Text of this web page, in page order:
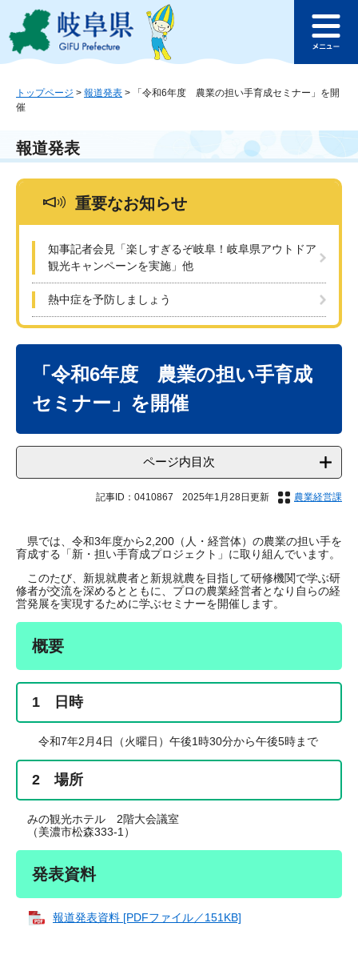
ジ
ュ
本
このページの本文へ
ュ
トップページ > 報道発表 >
「令和6年度 農業の担い手育成セミナー」を開
催
報道発表
重要なお知らせ
知事記者会見「楽しすぎるぞ岐阜！岐阜県アウトドア
観光キャンペーンを実施」他
熱中症を予防しましょう
「令和6年度 農業の担い手育成
セミナー」を開催
ページ内目次
記事ID：0410867 2025年1月28日更新 農業経営課
県では、令和3年度から2,200（人・経営体）の農業の担い手を
育成する「新・担い手育成プロジェクト」に取り組んでいます。
このたび、新規就農者と新規就農を目指して研修機関で学ぶ研
修者が交流を深めるとともに、プロの農業経営者となり自らの経
営発展を実現するために学ぶセミナーを開催します。
概要
1 日時
令和7年2月4日（火曜日）午後1時30分から午後5時まで
2 場所
みの観光ホテル 2階大会議室
（美濃市松森333-1）
発表資料
報道発表資料 [PDFファイル／151KB]